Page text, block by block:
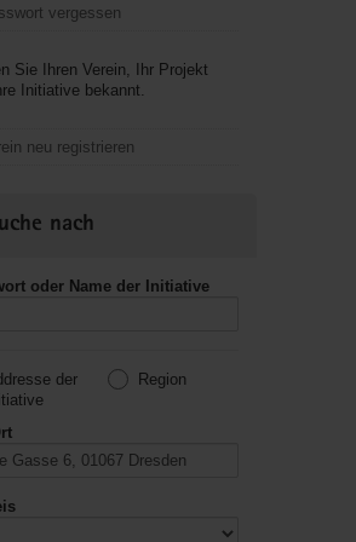
vergessen
Sie Ihren Verein, Ihr Projekt
Initiative bekannt.
neu registrieren
nach
oder Name der Initiative
der
Region